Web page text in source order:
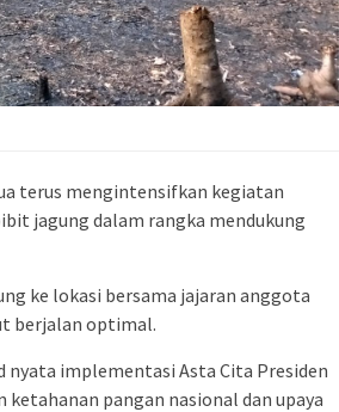
terus mengintensifkan kegiatan
jagung dalam rangka mendukung
ke lokasi bersama jajaran anggota
berjalan optimal.
implementasi Asta Cita Presiden
ketahanan pangan nasional dan upaya